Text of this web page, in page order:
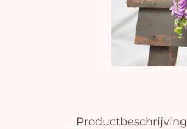
Productbeschrijving